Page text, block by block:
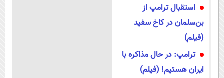
استقبال ترامپ از
بن‌سلمان در کاخ سفید
(فیلم)
ترامپ: در حال مذاکره با
ایران هستیم! (فیلم)